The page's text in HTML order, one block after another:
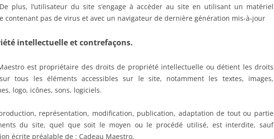
plus, l’utilisateur du site s’engage à accéder au site en utilisant un matériel
contenant pas de virus et avec un navigateur de dernière génération mis-à-jour
intellectuelle et contrefaçons.
est propriétaire des droits de propriété intellectuelle ou détient les droits
sur tous les éléments accessibles sur le site, notamment les textes, images,
logo, icônes, sons, logiciels.
représentation, modification, publication, adaptation de tout ou partie
du site, quel que soit le moyen ou le procédé utilisé, est interdite, sauf
écrite préalable de : Cadeau Maestro.